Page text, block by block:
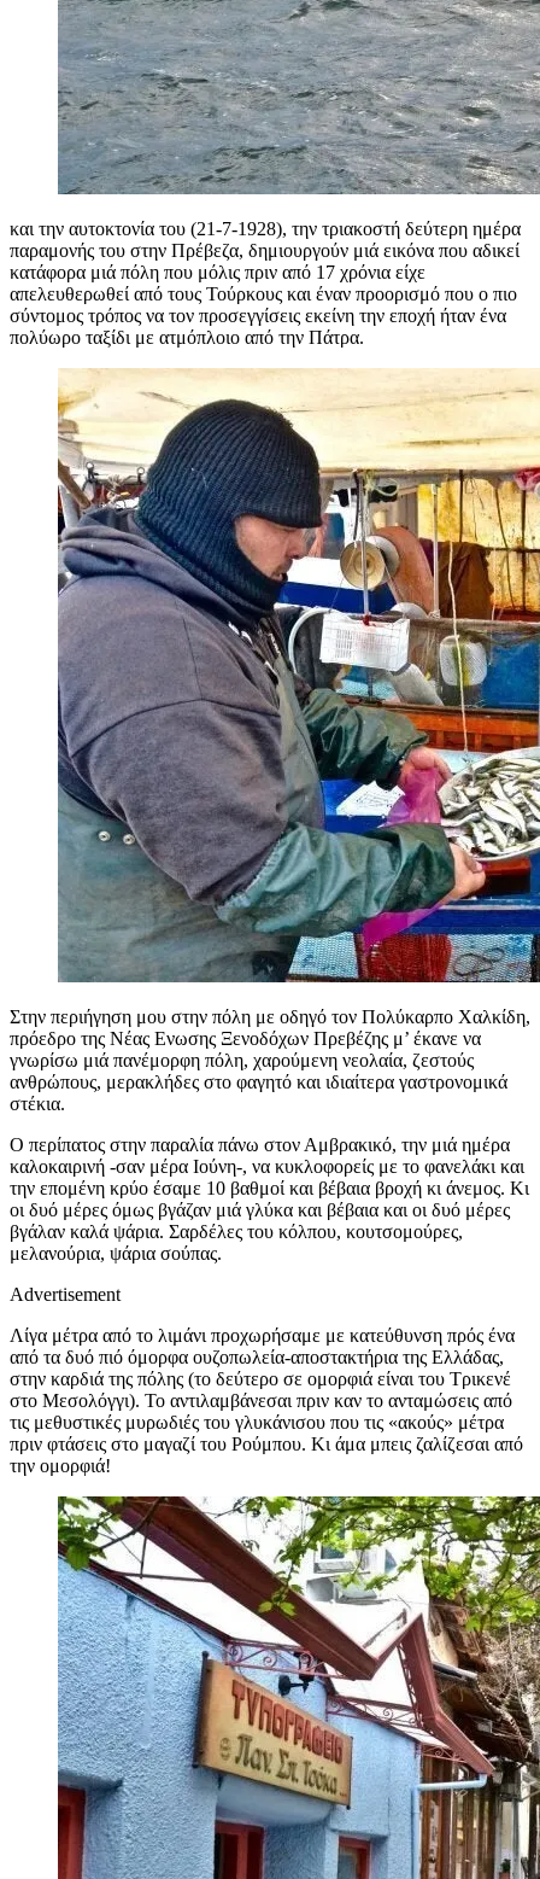
και την αυτοκτονία του (21-7-1928), την τριακοστή δεύτερη ημέρα
παραμονής του στην Πρέβεζα, δημιουργούν μιά εικόνα που αδικεί
κατάφορα μιά πόλη που μόλις πριν από 17 χρόνια είχε
απελευθερωθεί από τους Τούρκους και έναν προορισμό που ο πιο
σύντομος τρόπος να τον προσεγγίσεις εκείνη την εποχή ήταν ένα
πολύωρο ταξίδι με ατμόπλοιο από την Πάτρα.
Στην περιήγηση μου στην πόλη με οδηγό τον Πολύκαρπο Χαλκίδη,
πρόεδρο της Νέας Ενωσης Ξενοδόχων Πρεβέζης μ’ έκανε να
γνωρίσω μιά πανέμορφη πόλη, χαρούμενη νεολαία, ζεστούς
ανθρώπους, μερακλήδες στο φαγητό και ιδιαίτερα γαστρονομικά
στέκια.
Ο περίπατος στην παραλία πάνω στον Αμβρακικό, την μιά ημέρα
καλοκαιρινή -σαν μέρα Ιούνη-, να κυκλοφορείς με το φανελάκι και
την επομένη κρύο έσαμε 10 βαθμοί και βέβαια βροχή κι άνεμος. Κι
οι δυό μέρες όμως βγάζαν μιά γλύκα και βέβαια και οι δυό μέρες
βγάλαν καλά ψάρια. Σαρδέλες του κόλπου, κουτσομούρες,
μελανούρια, ψάρια σούπας.
Advertisement
Λίγα μέτρα από το λιμάνι προχωρήσαμε με κατεύθυνση πρός ένα
από τα δυό πιό όμορφα ουζοπωλεία-αποστακτήρια της Ελλάδας,
στην καρδιά της πόλης (το δεύτερο σε ομορφιά είναι του Τρικενέ
στο Μεσολόγγι). Το αντιλαμβάνεσαι πριν καν το ανταμώσεις από
τις μεθυστικές μυρωδιές του γλυκάνισου που τις «ακούς» μέτρα
πριν φτάσεις στο μαγαζί του Ρούμπου. Κι άμα μπεις ζαλίζεσαι από
την ομορφιά!